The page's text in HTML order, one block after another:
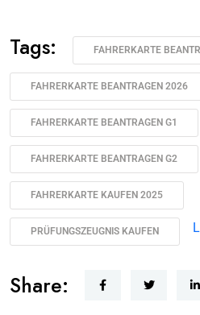
Tags: FAHRERKARTE
FAHRERKARTE BEANTRAGEN 2026
FAHRERKARTE BEANTRAGEN G1
FAHRERKARTE BEANTRAGEN G2
FAHRERKARTE KAUFEN 2025
PRÜFUNGSZEUGNIS KAUFEN
Share: